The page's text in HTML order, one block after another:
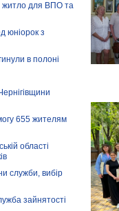
житло для ВПО та
юніорок з
в полоні
655 жителям
області
служби, вибір
зайнятості